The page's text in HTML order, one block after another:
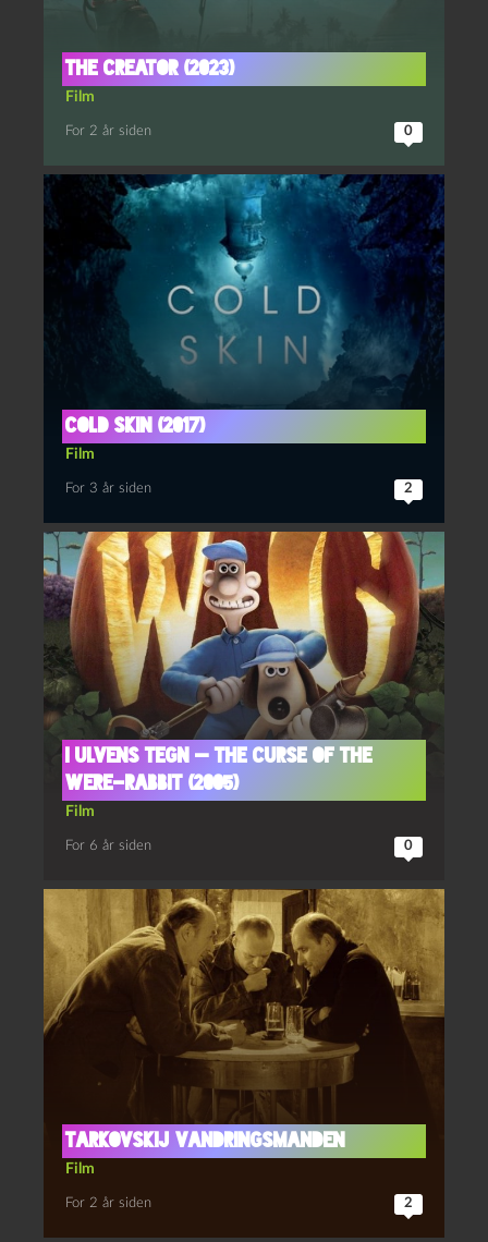
The Creator (2023)
Film
For 2 år siden 0
Cold skin (2017)
Film
For 3 år siden 2
I ulvens tegn — The Curse of the
Were-Rabbit (2005)
Film
For 6 år siden 0
Tarkovskij Vandringsmanden
Film
For 2 år siden 2